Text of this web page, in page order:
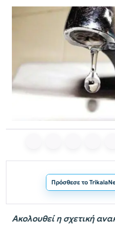
Πρόσθεσε το
Ακολουθεί η σχετική